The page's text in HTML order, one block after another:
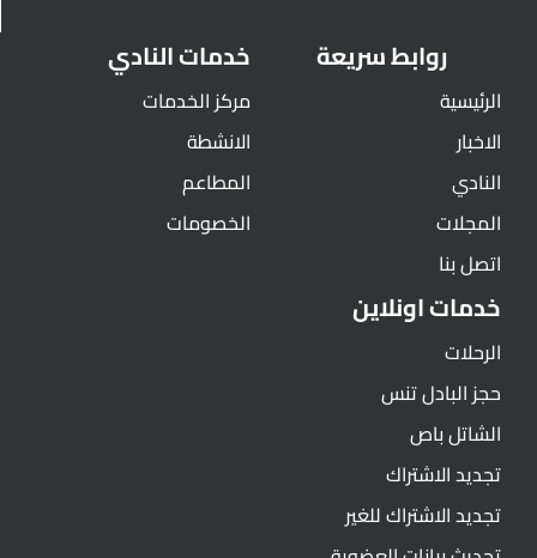
روابط سريعة
الرئيسية
الاخبار
النادي
المجلات
اتصل بنا
خدمات النادي
مركز الخدمات
الانشطة
المطاعم
الخصومات
خدمات اونلاين
الرحلات
حجز البادل تنس
الشاتل باص
تجديد الاشتراك
تجديد الاشتراك للغير